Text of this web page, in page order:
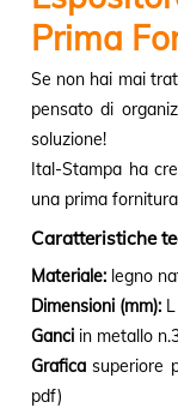
Prima
Se non hai mai
pensato di
soluzione!
Ital-Stampa ha
una prima
Caratteristiche
Materiale: legno
Dimensioni (mm):
Ganci in metallo
Grafica superiore
pdf)